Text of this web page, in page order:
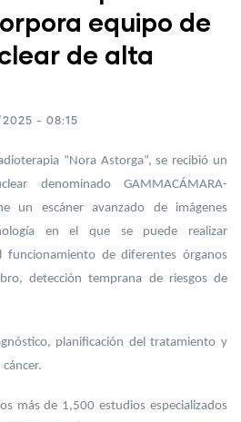
equipo de
de alta
- 08:15
“Nora Astorga”, se recibió un
denominado GAMMACÁMARA-
un escáner avanzado de imágenes
en el que se puede realizar
funcionamiento de diferentes órganos
detección temprana de riesgos de
planificación del tratamiento y
más de 1,500 estudios especializados